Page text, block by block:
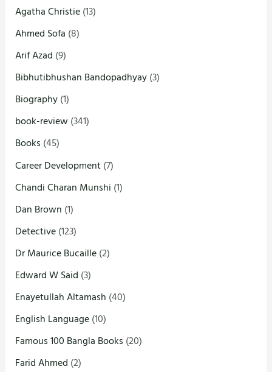
Agatha Christie(13)
Ahmed Sofa (8)
Arif Azad (9)
Bibhutibhushan Bandopadhyay(3)
Biography(1)
book-review(341)
Books (45)
Career Development(7)
Chandi Charan Munshi (1)
Dan Brown (1)
Detective(123)
Dr Maurice Bucaille(2)
Edward W Said (3)
Enayetullah Altamash (40)
English Language(10)
Famous 100 Bangla Books (20)
Farid Ahmed (2)